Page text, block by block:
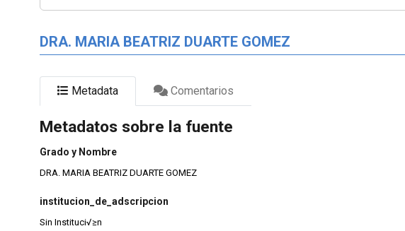
DRA. MARIA BEATRIZ DUARTE GOMEZ
Metadata Comentarios
Metadatos sobre la fuente
Grado y Nombre
DRA. MARIA BEATRIZ DUARTE GOMEZ
institucion_de_adscripcion
Sin Instituci√≥n